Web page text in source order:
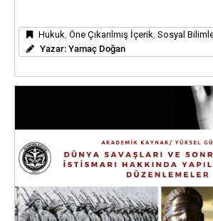
Hukuk Öne Çıkarılmış İçerik Sosyal
Yazar: Yamaç Doğan